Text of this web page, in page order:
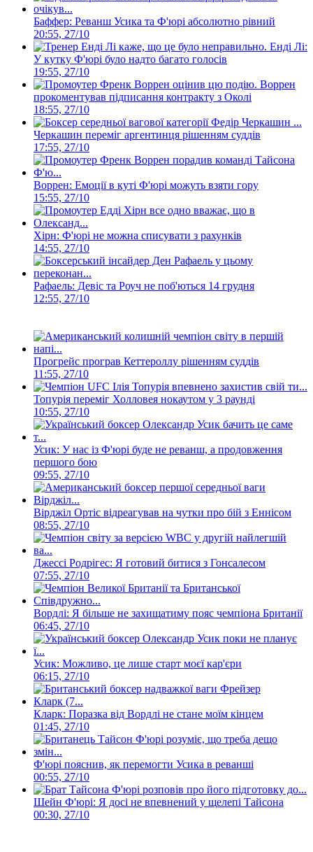
Баффер: Реванш Усика та Ф'юрі абсолютно рівний
20:55, 27/10
Енді Лі:
У кутку Ф'юрі було надто багато голосів
19:55, 27/10
Воррен
прокоментував підписання контракту з Околі
18:55, 27/10
Черкашин переміг аргентинця рішенням суддів
17:55, 27/10
Воррен: Емоції в куті Ф'юрі можуть взяти гору
15:55, 27/10
Хірн: Ф'юрі не можна списувати з рахунків
14:55, 27/10
Рафаель: Девіс та Роуч не поб'ються 14 грудня
12:55, 27/10
Прогрейс програв Кеттероллу рішенням суддів
11:55, 27/10
Топурія переміг Холловея нокаутом у 3 раунді
10:55, 27/10
Усик: У нас із Ф'юрі буде не реванш, а продовження
першого бою
09:55, 27/10
Вірджіл Ортіс відреагував на чутки про бій з Еннісом
08:55, 27/10
Джессі Родрігес: Я готовий битися з Гонсалесом
07:55, 27/10
Вордлі: Я більше не захищатиму пояс чемпіона Британії
06:45, 27/10
Усик: Можливо, це лише старт моєї кар'єри
06:15, 27/10
Кларк: Поразка від Вордлі не стане моїм кінцем
01:45, 27/10
Ф'юрі пояснив, як перемогти Усика в реванші
00:55, 27/10
Шейн Ф'юрі: Я досі не впевнений у щелепі Тайсона
00:30, 27/10